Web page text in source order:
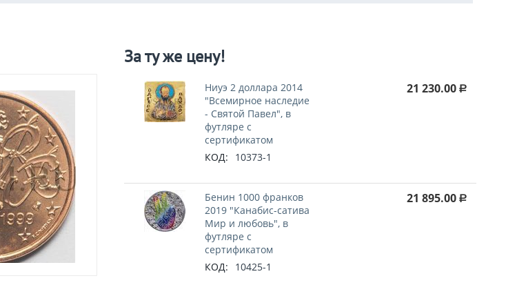
За ту же цену!
Ниуэ 2 доллара 2014
"Всемирное наследие
- Святой Павел", в
футляре с
сертификатом
КОД:
10373-1
21 230.00 Р
Бенин 1000 франков
2019 "Канабис-сатива
Мир и любовь", в
футляре с
сертификатом
КОД:
10425-1
21 895.00 Р